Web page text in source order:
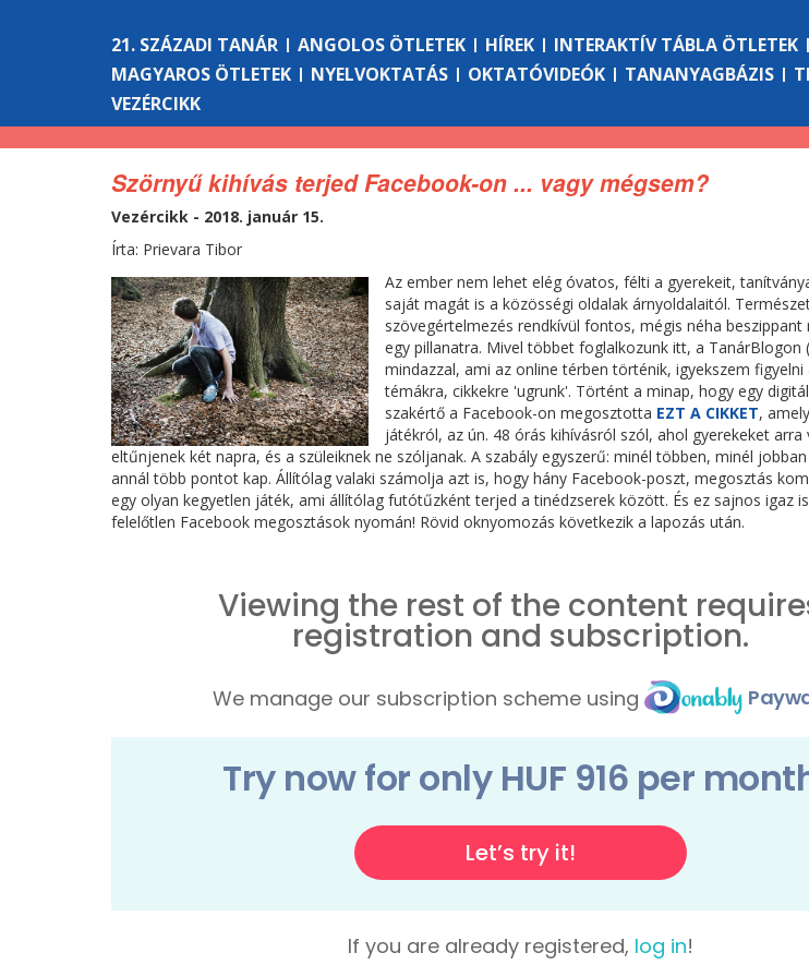
21. SZÁZADI TANÁR ANGOLOS ÖTLETEK HÍREK INTERAKTÍV TÁBLA ÖTLETEK
MAGYAROS ÖTLETEK
NYELVOKTATÁS OKTATÓVIDEÓK TANANYAGBÁZIS
VEZÉRCIKK
Szörnyű kihívás terjed Facebook-on ... vagy mégsem?
Vezércikk - 2018. január 15.
Írta: Prievara Tibor
Az ember nem lehet elég óvatos, félti a gyerekeit,
saját magát is a közösségi oldalak árnyoldalaitól.
szövegértelmezés rendkívül fontos, mégis néha beszippant
egy pillanatra. Mivel többet foglalkozunk itt, a TanárBlogon
mindazzal, ami az online térben történik, igyekszem figyelni
témákra, cikkekre 'ugrunk'. Történt a minap, hogy egy
szakértő a Facebook-on megosztotta EZT A CIKKET,
játékról, az ún. 48 órás kihívásról szól, ahol gyerekeket arra
eltűnjenek két napra, és a szüleiknek ne szóljanak. A szabály egyszerű: minél többen, minél
annál több pontot kap. Állítólag valaki számolja azt is, hogy hány Facebook-poszt, megosztás
egy olyan kegyetlen játék, ami állítólag futótűzként terjed a tinédzserek között. És ez sajnos igaz
felelőtlen Facebook megosztások nyomán! Rövid oknyomozás következik a lapozás után.